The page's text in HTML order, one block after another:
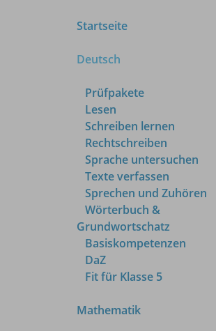
Startseite
Deutsch
Prüfpakete
Lesen
Schreiben lernen
Rechtschreiben
Sprache untersuchen
Texte verfassen
Sprechen und Zuhören
Wörterbuch &
Grundwortschatz
Basiskompetenzen
DaZ
Fit für Klasse 5
Mathematik